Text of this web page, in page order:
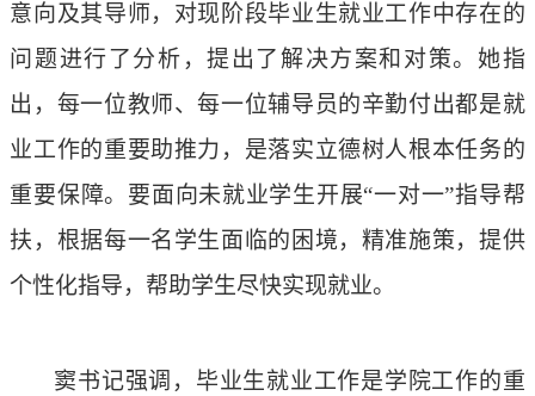
意向及其导师，对现阶段毕业生就业工作中存在的
问题进行了分析，提出了解决方案和对策。她指
出，每一位教师、每一位辅导员的辛勤付出都是就
业工作的重要助推力，是落实立德树人根本任务的
重要保障。要面向未就业学生开展“一对一”指导帮
扶，根据每一名学生面临的困境，精准施策，提供
个性化指导，帮助学生尽快实现就业。
窦书记强调，毕业生就业工作是学院工作的重